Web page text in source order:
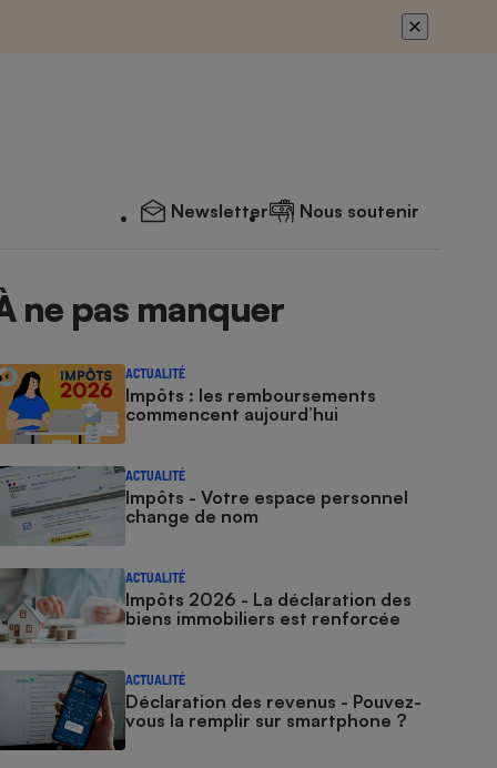
Newsletter Nous soutenir
ne pas manquer
ACTUALITÉ
Impôts : les remboursements
commencent aujourd’hui
ACTUALITÉ
Impôts - Votre espace personnel
change de nom
ACTUALITÉ
Impôts 2026 - La déclaration des
biens immobiliers est renforcée
ACTUALITÉ
Déclaration des revenus - Pouvez-
vous la remplir sur smartphone ?